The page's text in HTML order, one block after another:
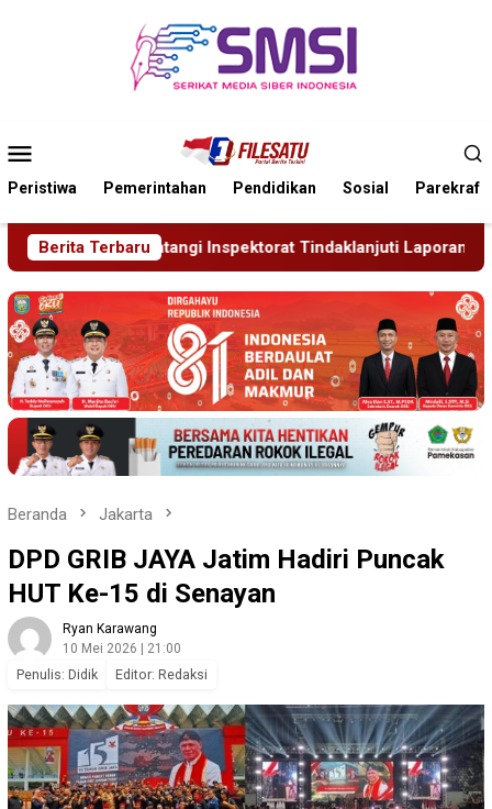
Mobile
Peristiwa Pemerintahan Pendidikan Sosial Parekraf
Berita Terbaru
Tindaklanjuti Laporan Desa Ngaban Diduga Disekap
Beranda Jakarta
DPD GRIB JAYA Jatim Hadiri Puncak
HUT Ke-15 di Senayan
Ryan Karawang
10 Mei 2026 | 21:00
Penulis: Didik Editor: Redaksi